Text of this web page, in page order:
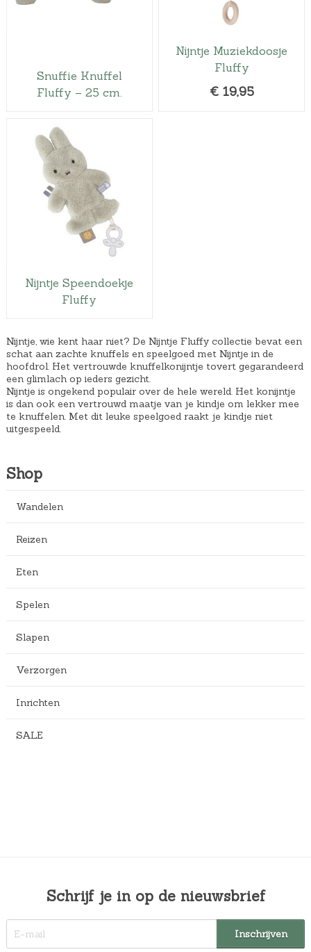
Snuffie Knuffel
Fluffy – 25 cm.
Nijntje Muziekdoosje
Fluffy
€ 19,95
Nijntje Speendoekje
Fluffy
Nijntje, wie kent haar niet? De Nijntje Fluffy collectie bevat een
schat aan zachte knuffels en speelgoed met Nijntje in de
hoofdrol. Het vertrouwde knuffelkonijntje tovert gegarandeerd
een glimlach op ieders gezicht.
Nijntje is ongekend populair over de hele wereld. Het konijntje
is dan ook een vertrouwd maatje van je kindje om lekker mee
te knuffelen. Met dit leuke speelgoed raakt je kindje niet
uitgespeeld.
Shop
Wandelen
Reizen
Eten
Spelen
Slapen
Verzorgen
Inrichten
SALE
Schrijf je in op de nieuwsbrief